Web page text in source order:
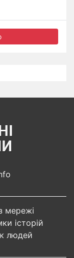
мережі
історій
людей